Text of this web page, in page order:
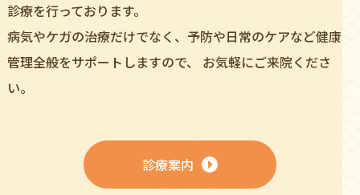
診療を⾏っております。
病気やケガの治療だけでなく、予防や⽇常のケアなど健康
管理全般をサポートしますので、
お気軽にご来院くださ
い。
診療案内